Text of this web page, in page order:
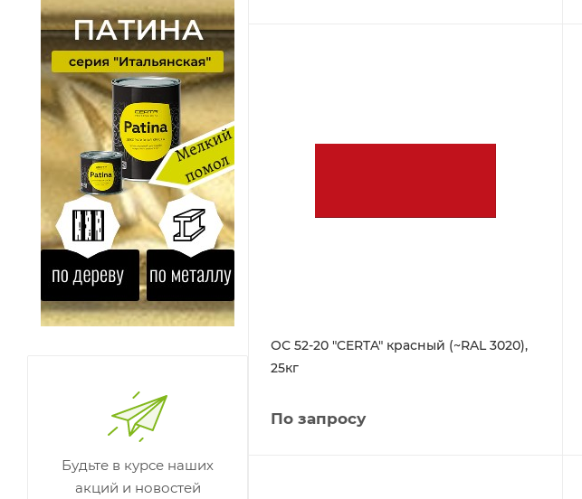
ОС 52-20 "CERTA" красный (~RAL 3020),
25кг
По запросу
Будьте в курсе наших
акций и новостей